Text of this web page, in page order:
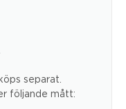
separat.
följande mått: